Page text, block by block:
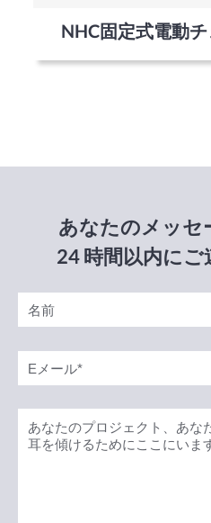
NHC固定式電動
あなたのメッセ
24 時間以内に